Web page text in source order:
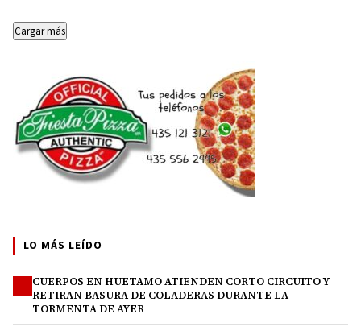
Cargar más
LO MÁS LEÍDO
CUERPOS EN HUETAMO ATIENDEN CORTO CIRCUITO Y
RETIRAN BASURA DE COLADERAS DURANTE LA
TORMENTA DE AYER